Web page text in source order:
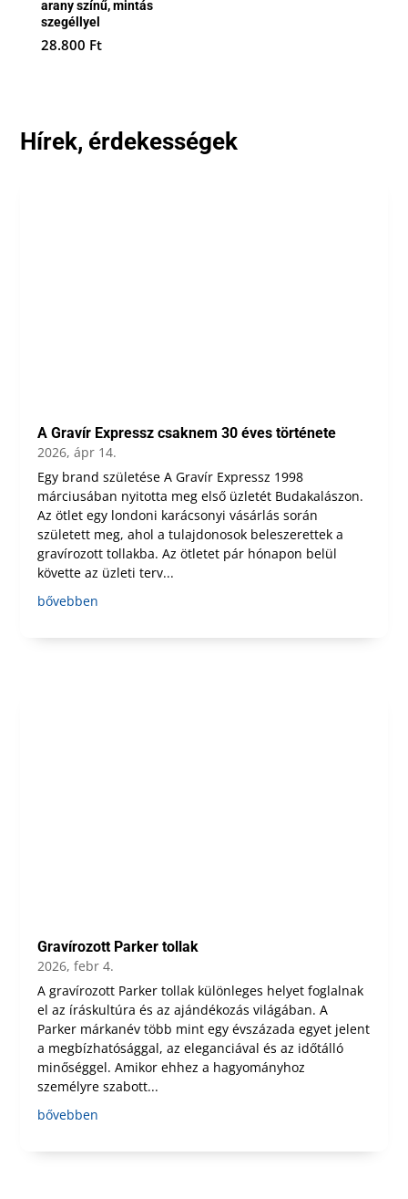
arany színű, mintás
szegéllyel
28.800 Ft
Hírek, érdekességek
A Gravír Expressz csaknem 30 éves története
2026, ápr 14.
Egy brand születése A Gravír Expressz 1998
márciusában nyitotta meg első üzletét Budakalászon.
Az ötlet egy londoni karácsonyi vásárlás során
született meg, ahol a tulajdonosok beleszerettek a
gravírozott tollakba. Az ötletet pár hónapon belül
követte az üzleti terv...
bővebben
Gravírozott Parker tollak
2026, febr 4.
A gravírozott Parker tollak különleges helyet foglalnak
el az íráskultúra és az ajándékozás világában. A
Parker márkanév több mint egy évszázada egyet jelent
a megbízhatósággal, az eleganciával és az időtálló
minőséggel. Amikor ehhez a hagyományhoz
személyre szabott...
bővebben